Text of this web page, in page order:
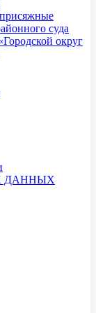
суда
округ
ДАННЫХ